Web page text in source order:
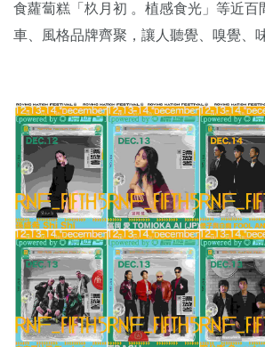
食蘿蔔糕「杦月初 。植感食光」等近百
車、風格品牌齊聚，讓人聽覺、嗅覺、